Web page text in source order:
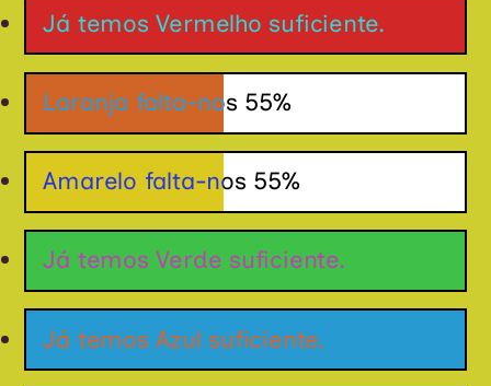
Já temos Vermelho suficiente.
Laranja falta-nos 55%
Amarelo falta-nos 55%
Já temos Verde suficiente.
Já temos Azul suficiente.